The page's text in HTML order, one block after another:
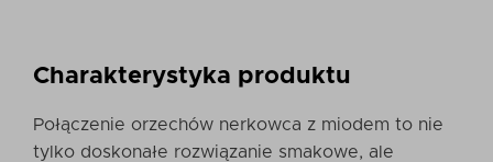
Charakterystyka produktu
Połączenie orzechów nerkowca z miodem to nie
tylko doskonałe rozwiązanie smakowe, ale